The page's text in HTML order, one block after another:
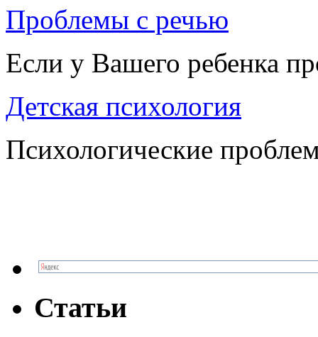
Проблемы с речью
Если у Вашего ребенка
Детская психология
Психологические
Статьи